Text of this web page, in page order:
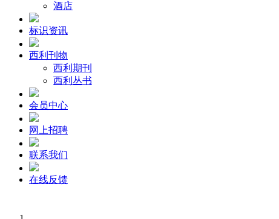
酒店
标识资讯
西利刊物
西利期刊
西利丛书
会员中心
网上招聘
联系我们
在线反馈